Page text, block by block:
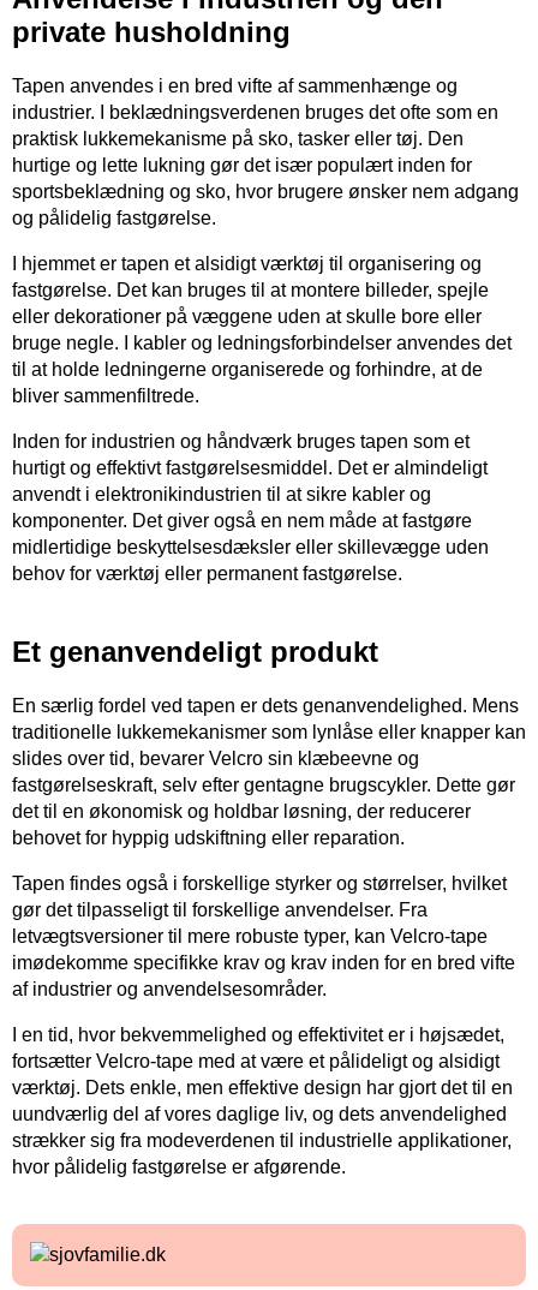
private husholdning
Tapen anvendes i en bred vifte af sammenhænge og
industrier. I beklædningsverdenen bruges det ofte som en
praktisk lukkemekanisme på sko, tasker eller tøj. Den
hurtige og lette lukning gør det især populært inden for
sportsbeklædning og sko, hvor brugere ønsker nem adgang
og pålidelig fastgørelse.
I hjemmet er tapen et alsidigt værktøj til organisering og
fastgørelse. Det kan bruges til at montere billeder, spejle
eller dekorationer på væggene uden at skulle bore eller
bruge negle. I kabler og ledningsforbindelser anvendes det
til at holde ledningerne organiserede og forhindre, at de
bliver sammenfiltrede.
Inden for industrien og håndværk bruges tapen som et
hurtigt og effektivt fastgørelsesmiddel. Det er almindeligt
anvendt i elektronikindustrien til at sikre kabler og
komponenter. Det giver også en nem måde at fastgøre
midlertidige beskyttelsesdæksler eller skillevægge uden
behov for værktøj eller permanent fastgørelse.
Et genanvendeligt produkt
En særlig fordel ved tapen er dets genanvendelighed. Mens
traditionelle lukkemekanismer som lynlåse eller knapper kan
slides over tid, bevarer Velcro sin klæbeevne og
fastgørelseskraft, selv efter gentagne brugscykler. Dette gør
det til en økonomisk og holdbar løsning, der reducerer
behovet for hyppig udskiftning eller reparation.
Tapen findes også i forskellige styrker og størrelser, hvilket
gør det tilpasseligt til forskellige anvendelser. Fra
letvægtsversioner til mere robuste typer, kan Velcro-tape
imødekomme specifikke krav og krav inden for en bred vifte
af industrier og anvendelsesområder.
I en tid, hvor bekvemmelighed og effektivitet er i højsædet,
fortsætter Velcro-tape med at være et pålideligt og alsidigt
værktøj. Dets enkle, men effektive design har gjort det til en
uundværlig del af vores daglige liv, og dets anvendelighed
strækker sig fra modeverdenen til industrielle applikationer,
hvor pålidelig fastgørelse er afgørende.